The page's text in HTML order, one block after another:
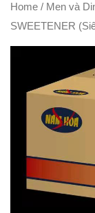
Home / Men và
SWEETENER